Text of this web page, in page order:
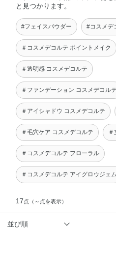
と見つかります。
#フェイスパウダー #コスメデ
＃コスメデコルテ ポイントメイク
＃透明感 コスメデコルテ
＃ファンデーション コスメデコルテ
＃アイシャドウ コスメデコルテ
＃毛穴ケア コスメデコルテ
＃コスメデコルテ フローラル
＃コスメデコルテ アイグロウジェム
17点 （～点を表示）
並び順